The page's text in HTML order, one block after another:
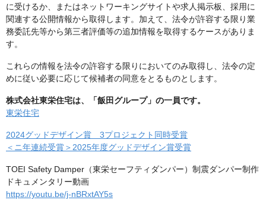
に受けるか、またはネットワーキングサイトや求人掲示板、採用に
関連する公開情報から取得します。加えて、法令が許容する限り業
務委託先等から第三者評価等の追加情報を取得するケースがありま
す。
これらの情報を法令の許容する限りにおいてのみ取得し、法令の定
めに従い必要に応じて候補者の同意をとるものとします。
株式会社東栄住宅は、「飯田グループ」の一員です。
東栄住宅
2024グッドデザイン賞 3プロジェクト同時受賞
＜ニ年連続受賞＞2025年度グッドデザイン賞受賞
TOEI Safety Damper（東栄セーフティダンパー）制震ダンパー制作
ドキュメンタリー動画
https://youtu.be/j-nBRxtAY5s